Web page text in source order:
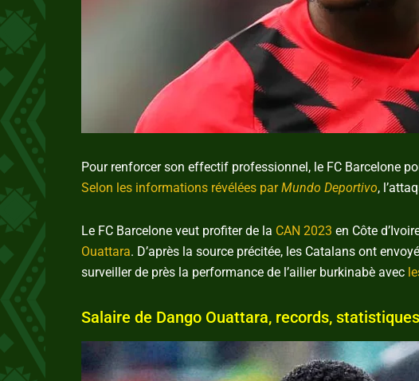
Pour renforcer son effectif professionnel, le FC Barcelone
Selon les informations révélées parMundo Deportivo,
Le FC Barcelone veut profiter de la CAN 2023 en Côte
Ouattara. D’après la source précitée, les Catalans ont
surveiller de près la performance de l’ailier burkinabè avec
Salaire de Dango Ouattara, records,